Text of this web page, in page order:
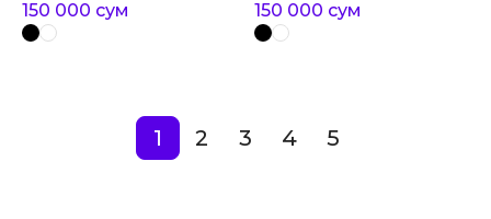
америка: зимний солдат
150 000 сум
сейлор мун
150 000 сум
1 2 3 4 5